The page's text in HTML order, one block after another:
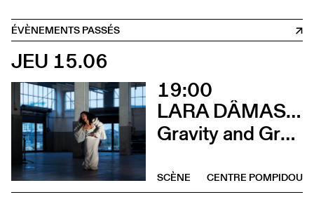
ÉVÈNEMENTS PASSÉS
JEU 15.06
19:00
LARA DÂMASO AVEC LUDWIG ABRAHAM
Gravity and Grace
CENTRE POMPIDOU
SCÈNE